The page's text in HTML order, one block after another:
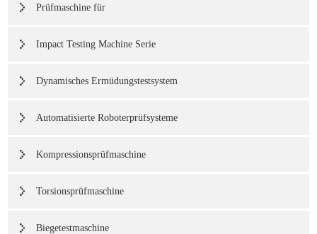
Prüfmaschine für
Impact Testing Machine Serie
Dynamisches Ermüdungstestsystem
Automatisierte Roboterprüfsysteme
Kompressionsprüfmaschine
Torsionsprüfmaschine
Biegetestmaschine